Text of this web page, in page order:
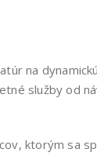
na
služby od
ktorým sa